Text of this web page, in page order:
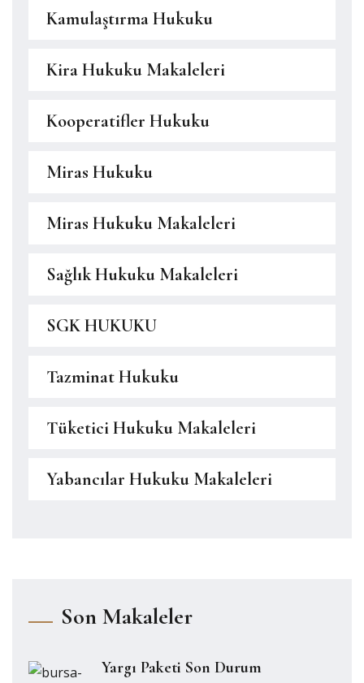
Kamulaştırma Hukuku
Kira Hukuku Makaleleri
Kooperatifler Hukuku
Miras Hukuku
Miras Hukuku Makaleleri
Sağlık Hukuku Makaleleri
SGK HUKUKU
Tazminat Hukuku
Tüketici Hukuku Makaleleri
Yabancılar Hukuku Makaleleri
Son Makaleler
Yargı Paketi Son Durum